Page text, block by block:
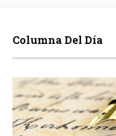
Columna Del Día